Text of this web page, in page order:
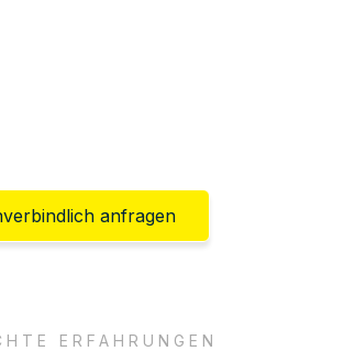
anfragen
ERFAHRUNGEN